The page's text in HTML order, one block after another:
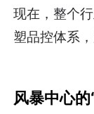
现在，整个
塑品控体系
风暴中心